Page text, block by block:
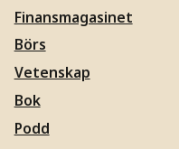
Finansmagasinet
Börs
Vetenskap
Bok
Podd